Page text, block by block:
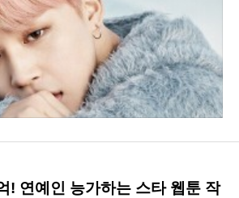
! 연예인 능가하는 스타 웹툰 작